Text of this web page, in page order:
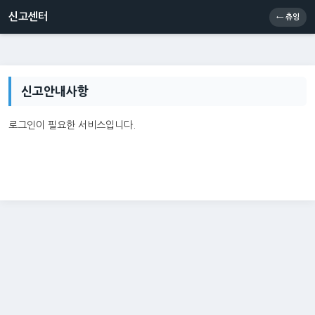
신고센터 메인
신고센터 ← 츄잉
신고안내사항
로그인이 필요한 서비스입니다.